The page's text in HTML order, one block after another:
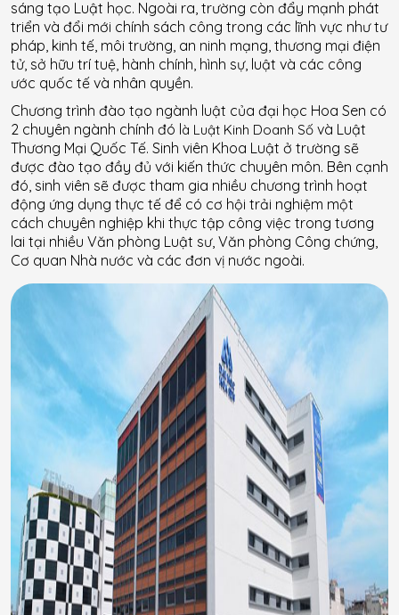
sáng tạo Luật học. Ngoài ra, trường còn đẩy mạnh phát
triển và đổi mới chính sách công trong các lĩnh vực như tư
pháp, kinh tế, môi trường, an ninh mạng, thương mại điện
tử, sở hữu trí tuệ, hành chính, hình sự, luật và các công
ước quốc tế và nhân quyền.
Chương trình đào tạo ngành luật của đại học Hoa Sen có
2 chuyên ngành chính đó là Luật Kinh Doanh Số và Luật
Thương Mại Quốc Tế. Sinh viên Khoa Luật ở trường sẽ
được đào tạo đầy đủ với kiến thức chuyên môn. Bên cạnh
đó, sinh viên sẽ được tham gia nhiều chương trình hoạt
động ứng dụng thực tế để có cơ hội trải nghiệm một
cách chuyên nghiệp khi thực tập công việc trong tương
lai tại nhiều Văn phòng Luật sư, Văn phòng Công chứng,
Cơ quan Nhà nước và các đơn vị nước ngoài.